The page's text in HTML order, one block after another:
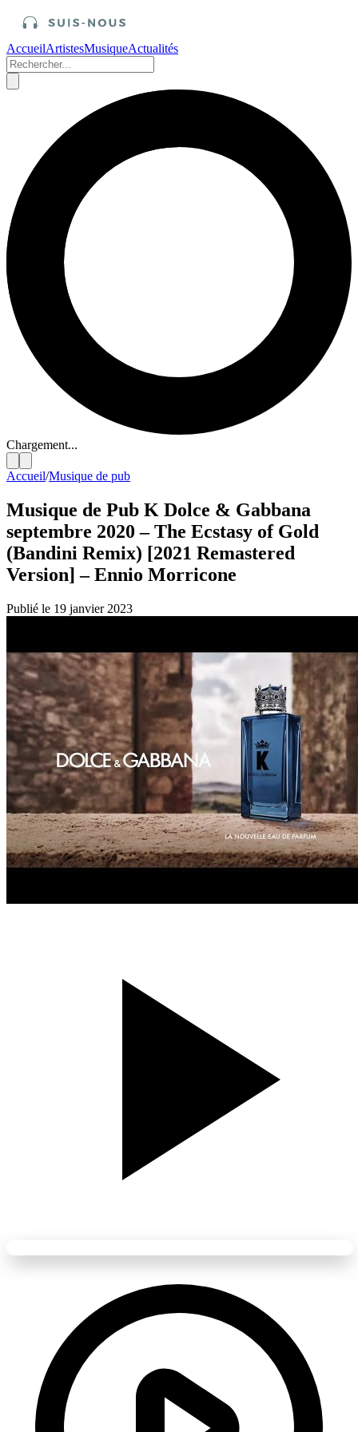
AccueilArtistesMusiqueActualités
Chargement...
Accueil/Musique de pub
Musique de Pub K Dolce & Gabbana
septembre 2020 – The Ecstasy of Gold
(Bandini Remix) [2021 Remastered
Version] – Ennio Morricone
Publié le 19 janvier 2023